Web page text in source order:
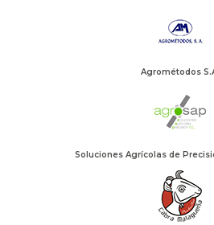
Agrométodos
Soluciones Agrícolas de